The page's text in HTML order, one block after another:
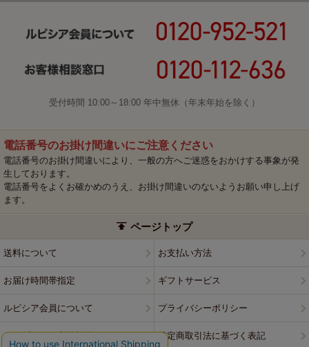
受付時間 10:00～18:00 年中無休（年末年始を除く）
電話番号のお掛け間違いにご注意ください
電話番号のお掛け間違いにより、一般の方へご迷惑をおかけする事象が発
生しております。
電話番号をよくお確かめのうえ、お掛け間違いのないようお願い申し上げ
ます。
ページトップ
送料について お支払い方法
お届け時間帯指定 ギフトサービス
ルピシア会員について プライバシーポリシー
ウェブサイト利用規約 特定商取引法に基づく表記